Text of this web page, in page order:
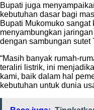
Bupati juga
kebutuhan dasar bagi
Bupati Mukomuko sangat
menyambungkan
dengan sambungan sutet
“Masih banyak rumah-
teraliri listrik, ini
kami, baik dalam hal
kebutuhan untuk dunia